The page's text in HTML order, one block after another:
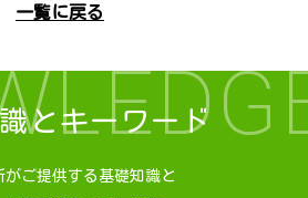
一覧に戻る
とキーワード
がご提供する基礎知識と